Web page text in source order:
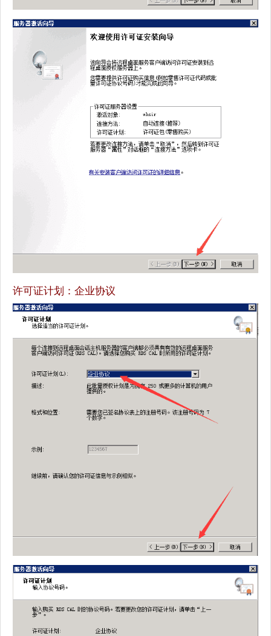
许可证计划：企业协议